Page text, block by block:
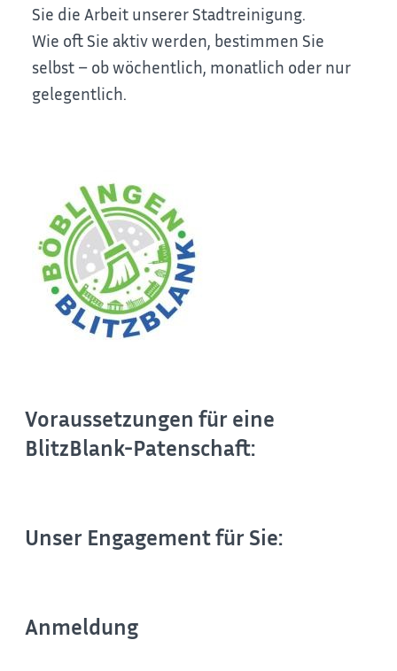
Sie die Arbeit unserer Stadtreinigung.
Wie oft Sie aktiv werden, bestimmen Sie
selbst – ob wöchentlich, monatlich oder nur
gelegentlich.
Voraussetzungen für eine
BlitzBlank-Patenschaft:
Unser Engagement für Sie:
Anmeldung